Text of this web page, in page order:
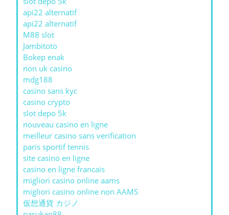
api22 alternatif
api22 alternatif
M88 slot
Jambitoto
Bokep enak
non uk casino
mdg188
casino sans kyc
casino crypto
slot depo 5k
nouveau casino en ligne
meilleur casino sans verification
paris sportif tennis
site casino en ligne
casino en ligne francais
migliori casino online aams
migliori casino online non AAMS
仮想通貨 カジノ